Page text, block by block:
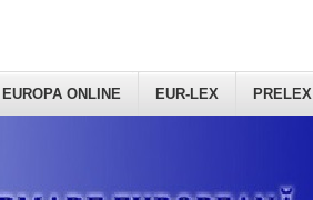
EUROPA ONLINE EUR-LEX PRELEX